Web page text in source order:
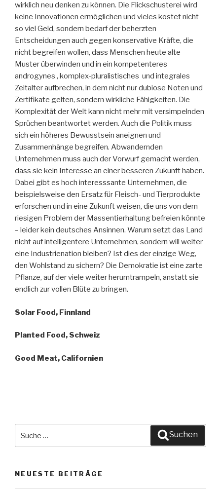
wirklich neu denken zu können. Die Flickschusterei wird
keine Innovationen ermöglichen und vieles kostet nicht
so viel Geld, sondern bedarf der beherzten
Entscheidungen auch gegen konservative Kräfte, die
nicht begreifen wollen, dass Menschen heute alte
Muster überwinden und in ein kompetenteres
androgynes , komplex-pluralistisches und integrales
Zeitalter aufbrechen, in dem nicht nur dubiose Noten und
Zertifikate gelten, sondern wirkliche Fähigkeiten. Die
Komplexität der Welt kann nicht mehr mit versimpelnden
Sprüchen beantwortet werden. Auch die Politik muss
sich ein höheres Bewusstsein aneignen und
Zusammenhänge begreifen. Abwandernden
Unternehmen muss auch der Vorwurf gemacht werden,
dass sie kein Interesse an einer besseren Zukunft haben.
Dabei gibt es hoch interesssante Unternehmen, die
beispielsweise den Ersatz für Fleisch- und Tierprodukte
erforschen und in eine Zukunft weisen, die uns von dem
riesigen Problem der Massentierhaltung befreien könnte
– leider kein deutsches Ansinnen. Warum setzt das Land
nicht auf intelligentere Unternehmen, sondern will weiter
eine Industrienation bleiben? Ist dies der einzige Weg,
den Wohlstand zu sichern? Die Demokratie ist eine zarte
Pflanze, auf der viele weiter herumtrampeln, anstatt sie
endlich zur vollen Blüte zu bringen.
Solar Food, Finnland
Planted Food, Schweiz
Good Meat, Californien
Suchen
NEUESTE BEITRÄGE